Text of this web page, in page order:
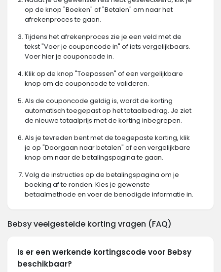
op de knop "Boeken" of "Betalen" om naar het
afrekenproces te gaan.
Tijdens het afrekenproces zie je een veld met de
tekst "Voer je couponcode in" of iets vergelijkbaars.
Voer hier je couponcode in.
Klik op de knop "Toepassen" of een vergelijkbare
knop om de couponcode te valideren.
Als de couponcode geldig is, wordt de korting
automatisch toegepast op het totaalbedrag. Je ziet
de nieuwe totaalprijs met de korting inbegrepen.
Als je tevreden bent met de toegepaste korting, klik
je op "Doorgaan naar betalen" of een vergelijkbare
knop om naar de betalingspagina te gaan.
Volg de instructies op de betalingspagina om je
boeking af te ronden. Kies je gewenste
betaalmethode en voer de benodigde informatie in.
Bebsy veelgestelde korting vragen (FAQ)
Is er een werkende kortingscode voor Bebsy
beschikbaar?